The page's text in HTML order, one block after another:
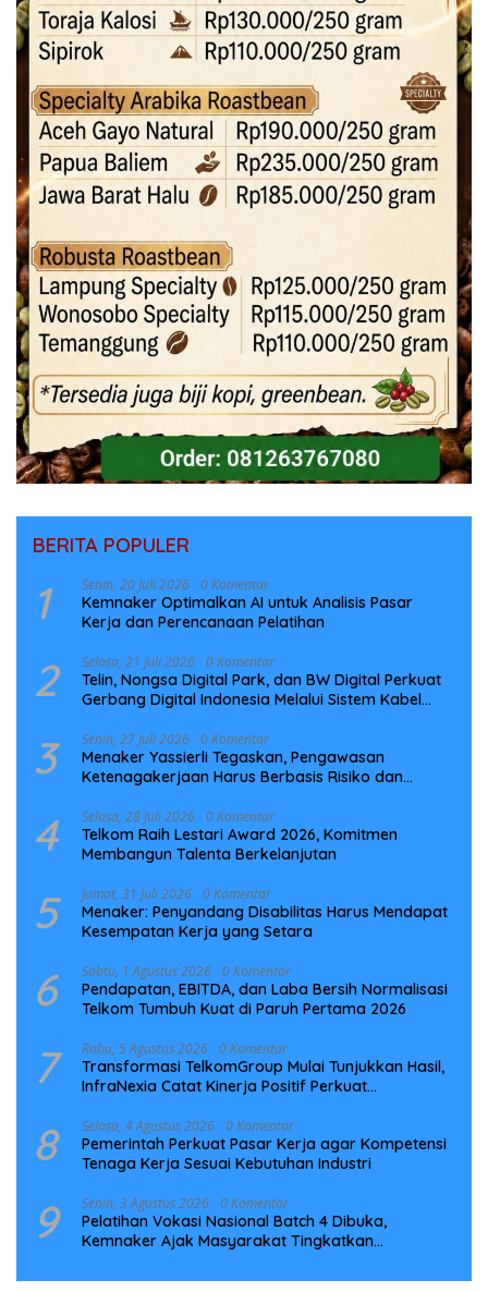
BERITA POPULER
1 Senin, 20 Juli 2026 0 Komentar
Kemnaker Optimalkan AI untuk Analisis Pasar
Kerja dan Perencanaan Pelatihan
2 Selasa, 21 Juli 2026 0 Komentar
Telin, Nongsa Digital Park, dan BW Digital Perkuat
Gerbang Digital Indonesia Melalui Sistem Kabel
3 Senin, 27 Juli 2026 0 Komentar
Menaker Yassierli Tegaskan, Pengawasan
Ketenagakerjaan Harus Berbasis Risiko dan
4 Selasa, 28 Juli 2026 0 Komentar
Telkom Raih Lestari Award 2026, Komitmen
Membangun Talenta Berkelanjutan
5 Jumat, 31 Juli 2026 0 Komentar
Menaker: Penyandang Disabilitas Harus Mendapat
Kesempatan Kerja yang Setara
6 Sabtu, 1 Agustus 2026 0 Komentar
Pendapatan, EBITDA, dan Laba Bersih Normalisasi
Telkom Tumbuh Kuat di Paruh Pertama 2026
7 Rabu, 5 Agustus 2026 0 Komentar
Transformasi TelkomGroup Mulai Tunjukkan Hasil,
InfraNexia Catat Kinerja Positif Perkuat
8 Selasa, 4 Agustus 2026 0 Komentar
Pemerintah Perkuat Pasar Kerja agar Kompetensi
Tenaga Kerja Sesuai Kebutuhan Industri
9 Senin, 3 Agustus 2026 0 Komentar
Pelatihan Vokasi Nasional Batch 4 Dibuka,
Kemnaker Ajak Masyarakat Tingkatkan